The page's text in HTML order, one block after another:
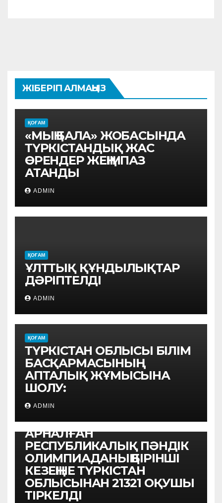
ЖІБЕРІП АЛМАҢЫЗ
ҚОҒАМ
«МЫҢ БАЛА» ЖОБАСЫНДА
ТҮРКІСТАНДЫҚ ЖАС
ӨРЕНДЕР ЖЕҢІМПАЗ
АТАНДЫ
ADMIN
ҚОҒАМ
ҰЛТТЫҚ ҚҰНДЫЛЫҚТАР
ДӘРІПТЕЛДІ
ADMIN
ҚОҒАМ
ТҮРКІСТАН ОБЛЫСЫ БІЛІМ
БАСҚАРМАСЫНЫҢ
АПТАЛЫҚ ЖҰМЫСЫНА
ШОЛУ:
ADMIN
АУЫЛ МЕКТЕПТЕРІ
ОҚУШЫЛАРЫНА
АРНАЛҒАН
РЕСПУБЛИКАЛЫҚ ПӘНДІК
ОЛИМПИАДАНЫҢ БІРІНШІ
КЕЗЕҢІНЕ ТҮРКІСТАН
ОБЛЫСЫНАН 21321 ОҚУШЫ
ТІРКЕЛДІ